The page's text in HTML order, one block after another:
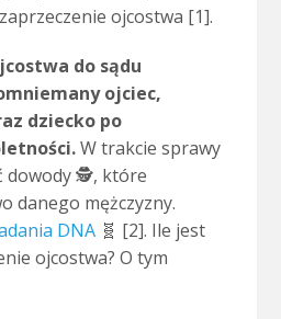
ojcostwa [1].
do sądu
ojciec,
dziecko po
W trakcie sprawy
dowody 🕵, które
danego mężczyzny.
DNA🧬 [2]. Ile jest
ojcostwa? O tym